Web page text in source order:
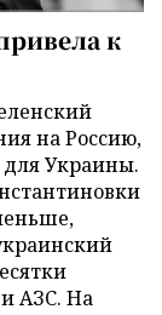
к
на Россию,
Украины.
и АЗС. На